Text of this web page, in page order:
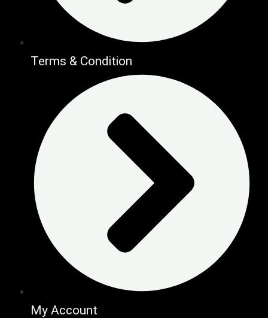
Terms & Condition
My Account